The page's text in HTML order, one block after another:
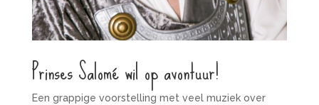
Prinses Salomé wil op avontuur!
Een grappige voorstelling met veel muziek over